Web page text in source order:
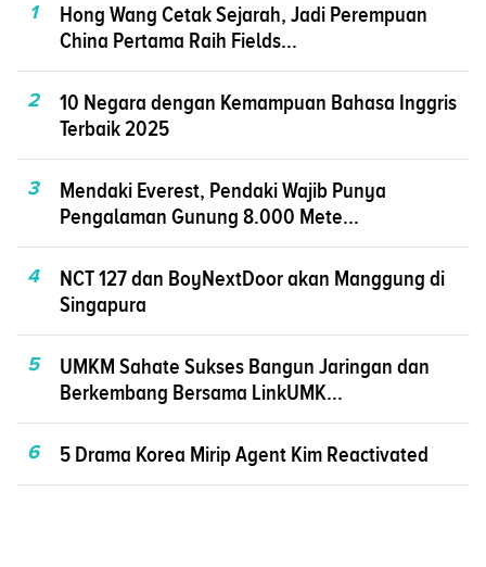
1
Hong Wang Cetak Sejarah, Jadi Perempuan
China Pertama Raih Fields...
2
10 Negara dengan Kemampuan Bahasa Inggris
Terbaik 2025
3
Mendaki Everest, Pendaki Wajib Punya
Pengalaman Gunung 8.000 Mete...
4
NCT 127 dan BoyNextDoor akan Manggung di
Singapura
5
UMKM Sahate Sukses Bangun Jaringan dan
Berkembang Bersama LinkUMK...
6 5 Drama Korea Mirip Agent Kim Reactivated